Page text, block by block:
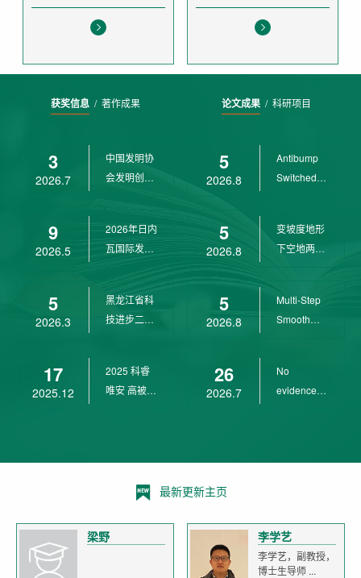
获奖信息/ 著作成果
3
2026.7
中国发明协
会发明创业
9
2026.5
2026年日内
瓦国际发明
5
2026.3
黑龙江省科
技进步二等
17
2025.12
2025 科睿
唯安 高被引
论文成果/ 科研项目
5
2026.8
Antibump
Switched
wit...
5
2026.8
变坡度地形
下空地两用
5
2026.8
Multi-Step
Smooth
26
2026.7
No
evidence of
最新更新主页
梁野 李学艺
李学艺，副教授，
博士生导师 ...